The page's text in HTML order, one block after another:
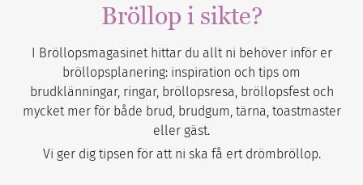
Bröllop i sikte?
I Bröllopsmagasinet hittar du allt ni behöver inför er
bröllopsplanering: inspiration och tips om
brudklänningar, ringar, bröllopsresa, bröllopsfest och
mycket mer för både brud, brudgum, tärna, toastmaster
eller gäst.
Vi ger dig tipsen för att ni ska få ert drömbröllop.